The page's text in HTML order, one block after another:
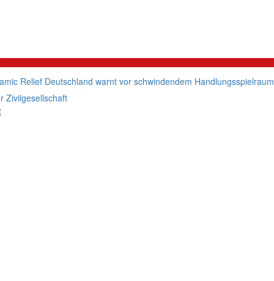
Relief Deutschland warnt vor schwindendem Handlungsspielraum
Zivilgesellschaft